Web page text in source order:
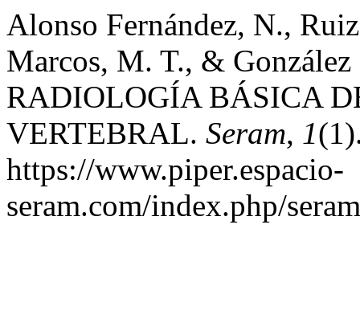
Alonso Fernández, N.,
Marcos, M. T., &
RADIOLOGÍA BÁSICA
VERTEBRAL. Seram, 1
https://www.piper.espacio-
seram.com/index.php/